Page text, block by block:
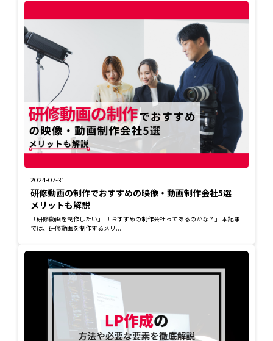
2024-07-31
研修動画の制作でおすすめの映像・動画制作会社5選｜
メリットも解説
「研修動画を制作したい」 「おすすめの制作会社ってあるのかな？」 本記事
では、研修動画を制作するメリ...